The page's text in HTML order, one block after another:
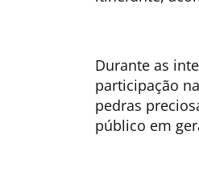
Durante as
participação
pedras
público em